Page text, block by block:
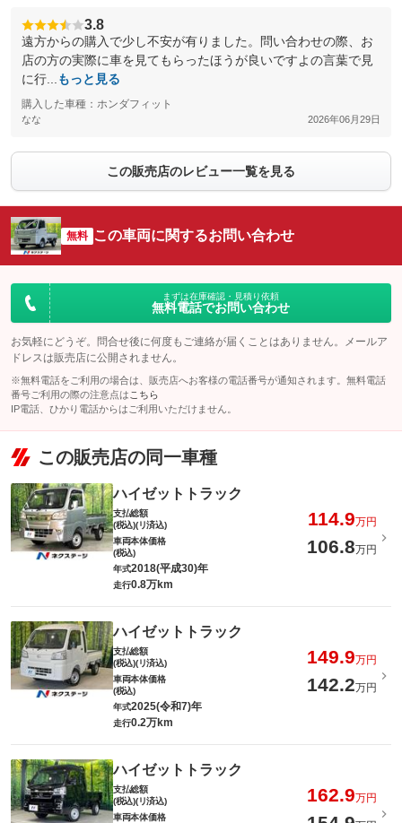
3.8
遠方からの購入で少し不安が有りました。問い合わせの際、お
店の方の実際に車を見てもらったほうが良いですよの言葉で見
に行...
もっと見る
購入した車種：ホンダフィット
なな 2026年06月29日
この販売店のレビュー一覧を見る
無料 この車両に関するお問い合わせ
まずは在庫確認・見積り依頼
無料電話でお問い合わせ
お気軽にどうぞ。問合せ後に何度もご連絡が届くことはありません。メールア
ドレスは販売店に公開されません。
※無料電話をご利用の場合は、販売店へお客様の電話番号が通知されます。無料電話
番号ご利用の際の注意点は こちら
IP電話、ひかり電話からはご利用いただけません。
この販売店の同一車種
ハイゼットトラック
支払総額
(税込)(リ済込)
114.9万円
車両本体価格
(税込)
106.8万円
年式2018(平成30)年
走行0.8万km
ハイゼットトラック
支払総額
(税込)(リ済込)
149.9万円
車両本体価格
(税込)
142.2万円
年式2025(令和7)年
走行0.2万km
ハイゼットトラック
支払総額
(税込)(リ済込)
162.9万円
車両本体価格